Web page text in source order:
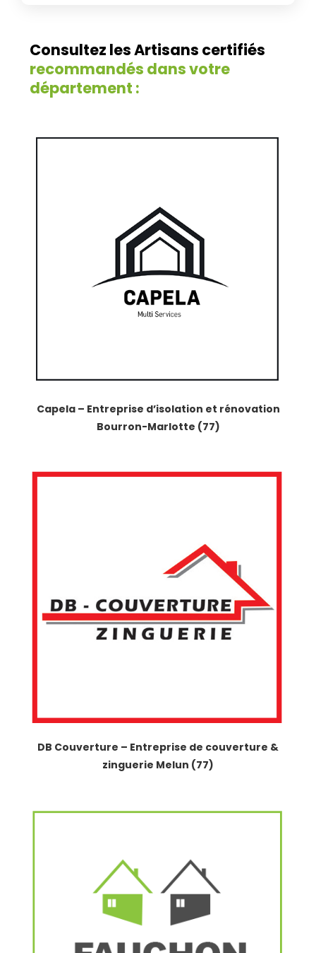
Consultez les Artisans certifiés
recommandés dans votre
département :
Capela – Entreprise d’isolation et rénovation
Bourron-Marlotte (77)
DB Couverture – Entreprise de couverture &
zinguerie Melun (77)